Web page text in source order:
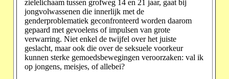
zielelichaam tussen grofweg 14 en 21 jaar, gaat bij
jongvolwassenen die innerlijk met de
genderproblematiek geconfronteerd worden daarom
gepaard met gevoelens of impulsen van grote
verwarring. Niet enkel de twijfel over het juiste
geslacht, maar ook die over de seksuele voorkeur
kunnen sterke gemoedsbewegingen veroorzaken: val ik
op jongens, meisjes, of allebei?